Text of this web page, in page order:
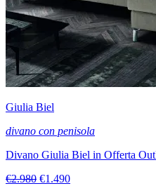
Giulia Biel
divano con penisola
Divano Giulia Biel in Offerta
€2.980 €1.490